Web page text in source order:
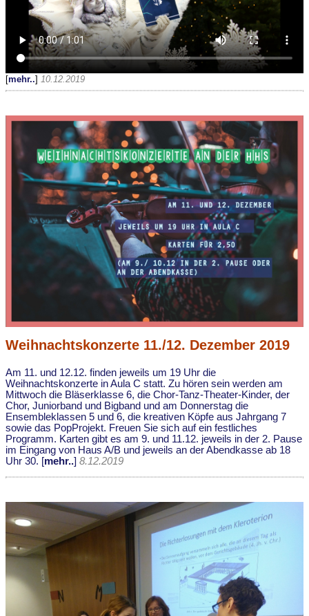
[mehr..] 10.12.2019
Weihnachtskonzerte 11./12. Dezember 2019
Am 11. und 12.12. finden jeweils um 19 Uhr die
Weihnachtskonzerte in Aula C statt. Zu hören sein werden am
Mittwoch die Bläserklasse 6, die Chor-Tanz-Theater-Kinder, der
Chor, Juniorband und Bigband und am Donnerstag die
Ensembleklassen 5 und 6, die kreativen Köpfe aus Jahrgang 7
sowie das PopProjekt. Freuen Sie sich auf ein festliches
Programm. Karten gibt es am 9. und 11.12. jeweils in der 2. Pause
im Eingang von Haus A/B und jeweils an der Abendkasse ab 18
Uhr 30. [mehr..] 8.12.2019